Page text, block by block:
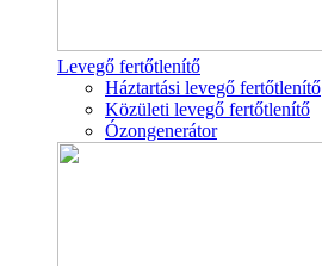
Levegő fertőtlenítő
Háztartási levegő fertőtlenítő
Közületi levegő fertőtlenítő
Ózongenerátor